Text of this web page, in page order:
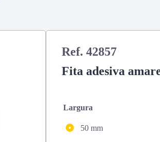
Ref. 42857
Fita adesiva
Largura
50 mm